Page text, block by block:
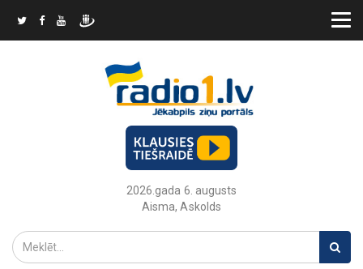
2026.gada 6. augusts
Aisma, Askolds